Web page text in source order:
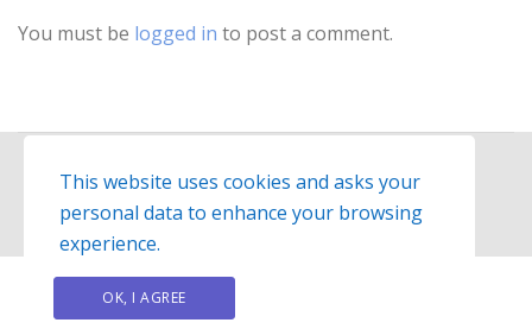
You must be logged in to post a comment.
© 2026Exelisso website created byhit-media.gr
This website uses cookies and asks your
personal data to enhance your browsing
experience.
OK, I AGREE